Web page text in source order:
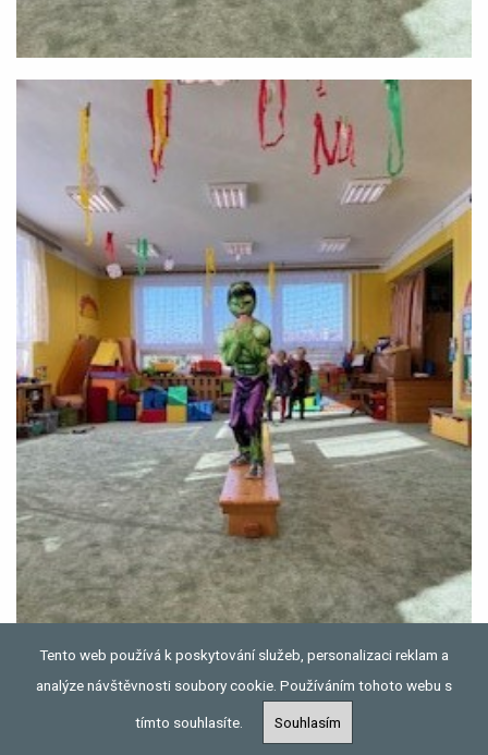
Tento web používá k poskytování služeb, personalizaci reklam a
analýze návštěvnosti soubory cookie. Používáním tohoto webu s
tímto souhlasíte. Souhlasím